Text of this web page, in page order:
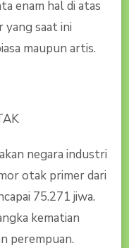
enam hal di atas
yang saat ini
maupun artis.
negara industri
otak primer dari
75.271 jiwa.
kematian
perempuan.